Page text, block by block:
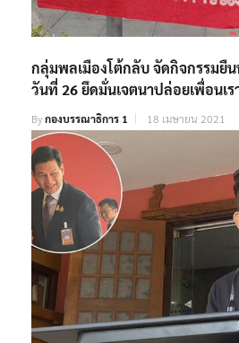
กลุ่มพลเมืองโต้กลับ จัดกิจกรรมยื
วันที่ 26 ยึดมั่นเจตนาปล่อยเพื่อนเร
Byกองบรรณาธิการ 1 18 เมษายน 2021